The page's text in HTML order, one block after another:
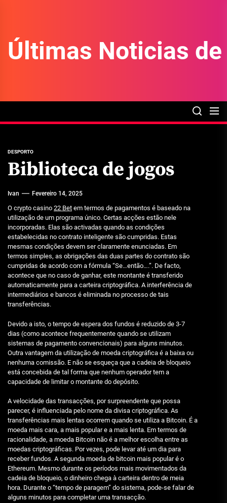
content
Últimas Noticias
DESPORTO
Biblioteca de jogos
Ivan Fevereiro 14, 2025
O crypto casino 22 Bet em termos de pagamentos é baseado na
utilização de um programa único. Certas acções estão nele
incorporadas. Elas são activadas quando as condições
estabelecidas no contrato inteligente são cumpridas. Estas
mesmas condições devem ser claramente enunciadas. Em
termos simples, as obrigações das duas partes do contrato são
cumpridas de acordo com a fórmula “Se…então….”. De facto,
acontece que no caso de ganhar, este montante é transferido
automaticamente para a carteira criptográfica. A interferência de
intermediários e bancos é eliminada no processo de tais
transferências.
Devido a isto, o tempo de espera dos fundos é reduzido de 3-7
dias (como acontece frequentemente quando se utilizam
sistemas de pagamento convencionais) para alguns minutos.
Outra vantagem da utilização de moeda criptográfica é a baixa ou
nenhuma comissão. E não se esqueça que a cadeia de bloqueio
está concebida de tal forma que nenhum operador tem a
capacidade de limitar o montante do depósito.
A velocidade das transacções, por surpreendente que possa
parecer, é influenciada pelo nome da divisa criptográfica. As
transferências mais lentas ocorrem quando se utiliza a Bitcoin. É a
moeda mais cara, a mais popular e a mais lenta. Em termos de
racionalidade, a moeda Bitcoin não é a melhor escolha entre as
moedas criptográficas. Por vezes, pode levar até um dia para
receber fundos. A segunda moeda de bitcoin mais popular é o
Ethereum. Mesmo durante os períodos mais movimentados da
cadeia de bloqueio, o dinheiro chega à carteira dentro de meia
hora. Durante o “tempo de paragem” do sistema, pode-se falar de
alguns minutos para completar uma transacção.